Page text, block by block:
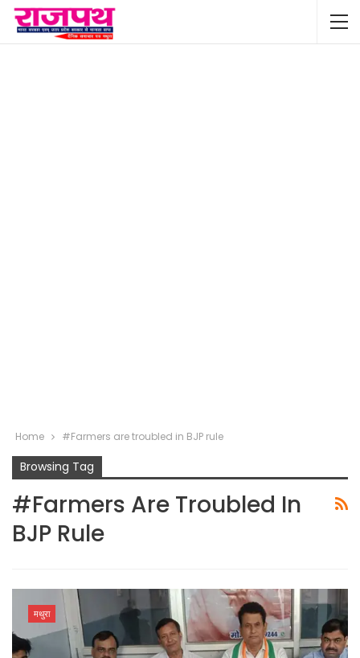
Home #Farmers are troubled in BJP rule
Browsing Tag
#Farmers Are Troubled In
BJP Rule
मथुरा